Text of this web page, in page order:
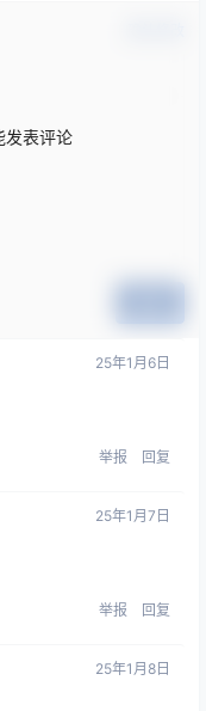
发表评论
25年1月6日
举报 回复
25年1月7日
举报 回复
25年1月8日